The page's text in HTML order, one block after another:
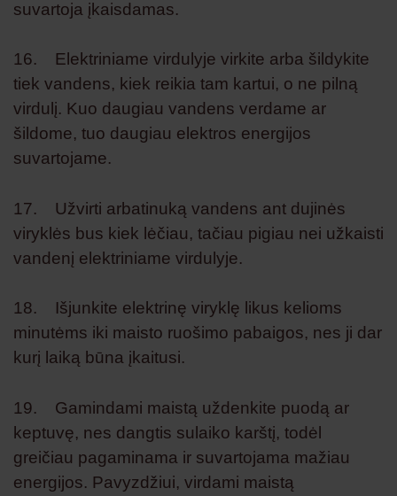
suvartoja įkaisdamas.
16. Elektriniame virdulyje virkite arba šildykite
tiek vandens, kiek reikia tam kartui, o ne pilną
virdulį. Kuo daugiau vandens verdame ar
šildome, tuo daugiau elektros energijos
suvartojame.
17. Užvirti arbatinuką vandens ant dujinės
viryklės bus kiek lėčiau, tačiau pigiau nei užkaisti
vandenį elektriniame virdulyje.
18. Išjunkite elektrinę viryklę likus kelioms
minutėms iki maisto ruošimo pabaigos, nes ji dar
kurį laiką būna įkaitusi.
19. Gamindami maistą uždenkite puodą ar
keptuvę, nes dangtis sulaiko karštį, todėl
greičiau pagaminama ir suvartojama mažiau
energijos. Pavyzdžiui, virdami maistą